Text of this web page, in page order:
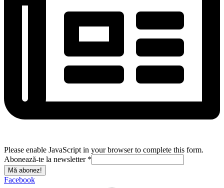
Please enable JavaScript in your browser to complete this form.
Abonează-te la newsletter *
Mă abonez!
Facebook